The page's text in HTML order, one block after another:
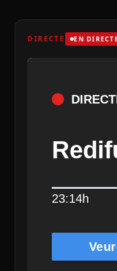
DIRECTE EN
23:14h